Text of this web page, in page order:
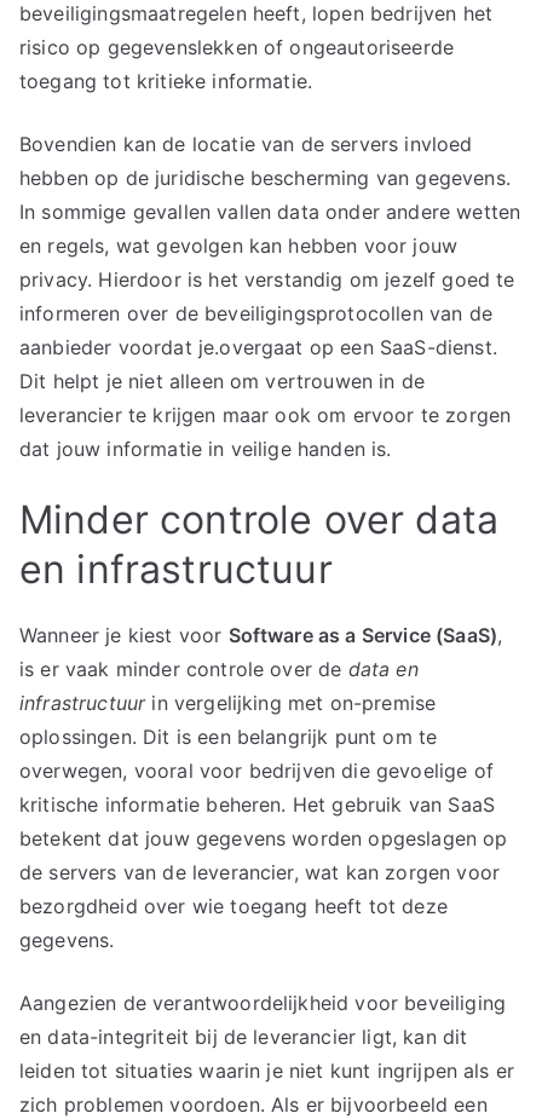
beveiligingsmaatregelen heeft, lopen bedrijven het
risico op gegevenslekken of ongeautoriseerde
toegang tot kritieke informatie.
Bovendien kan de locatie van de servers invloed
hebben op de juridische bescherming van gegevens.
In sommige gevallen vallen data onder andere wetten
en regels, wat gevolgen kan hebben voor jouw
privacy. Hierdoor is het verstandig om jezelf goed te
informeren over de beveiligingsprotocollen van de
aanbieder voordat je.overgaat op een SaaS-dienst.
Dit helpt je niet alleen om vertrouwen in de
leverancier te krijgen maar ook om ervoor te zorgen
dat jouw informatie in veilige handen is.
Minder controle over data
en infrastructuur
Wanneer je kiest voor Software as a Service (SaaS),
is er vaak minder controle over de data en
infrastructuurin vergelijking met on-premise
oplossingen. Dit is een belangrijk punt om te
overwegen, vooral voor bedrijven die gevoelige of
kritische informatie beheren. Het gebruik van SaaS
betekent dat jouw gegevens worden opgeslagen op
de servers van de leverancier, wat kan zorgen voor
bezorgdheid over wie toegang heeft tot deze
gegevens.
Aangezien de verantwoordelijkheid voor beveiliging
en data-integriteit bij de leverancier ligt, kan dit
leiden tot situaties waarin je niet kunt ingrijpen als er
zich problemen voordoen. Als er bijvoorbeeld een